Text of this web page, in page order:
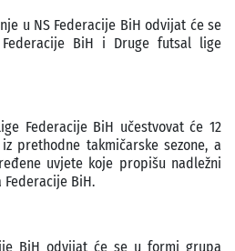
u NS Federacije BiH odvijat će se
BiH i Druge futsal lige
Federacije BiH učestvovat će 12
prethodne takmičarske sezone, a
uvjete koje propišu nadležni
Federacije BiH.
BiH odvijat će se u formi grupa